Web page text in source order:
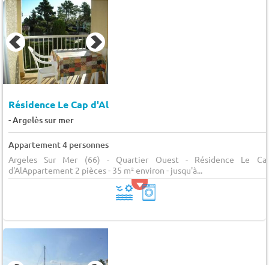
Résidence Le Cap d'Al
-Argelès sur mer
Appartement 4 personnes
Argeles Sur Mer (66) - Quartier Ouest - Résidence Le
d'AlAppartement 2 pièces - 35 m² environ - jusqu'à...